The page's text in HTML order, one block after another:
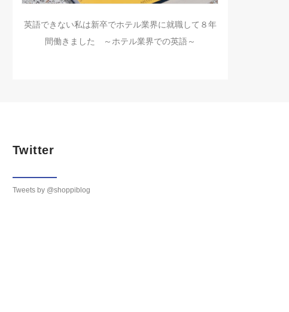
英語できない私は新卒でホテル業界に就職して８年
間働きました ～ホテル業界での英語～
Twitter
Tweets by @shoppiblog